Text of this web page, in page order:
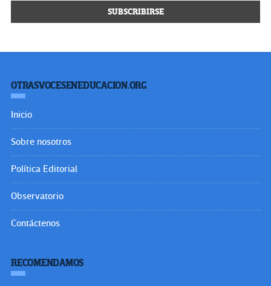
OTRASVOCESENEDUCACION.ORG
Inicio
Sobre nosotros
Política Editorial
Observatorio
Contáctenos
RECOMENDAMOS